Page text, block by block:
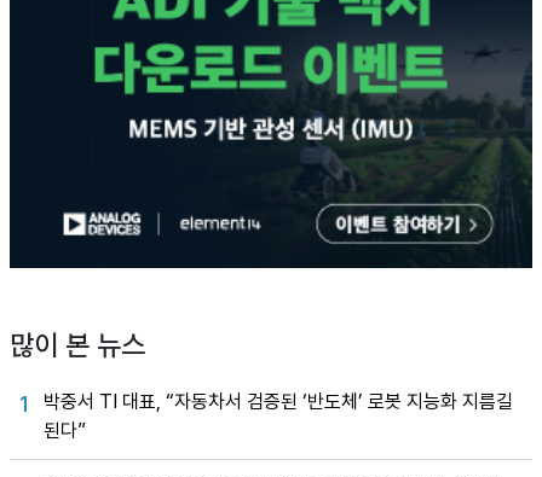
많이 본 뉴스
1
박중서 TI 대표, “자동차서 검증된 ‘반도체’ 로봇 지능화 지름길
된다”